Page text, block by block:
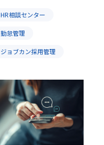
HR相談センター
勤怠管理
ジョブカン採用管理